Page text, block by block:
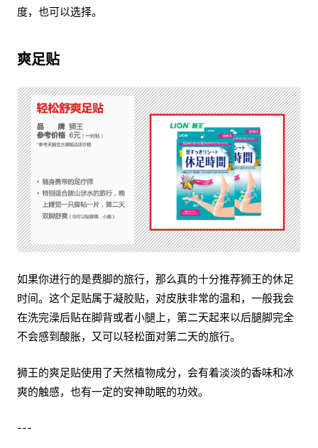
度，也可以选择。
爽足贴
如果你进行的是费脚的旅行，那么真的十分推荐狮王的休足
时间。这个足贴属于凝胶贴，对皮肤非常的温和，一般我会
在洗完澡后贴在脚背或者小腿上，第二天起来以后腿脚完全
不会感到酸胀，又可以轻松面对第二天的旅行。
狮王的爽足贴使用了天然植物成分，会有着淡淡的香味和冰
爽的触感，也有一定的安神助眠的功效。
---